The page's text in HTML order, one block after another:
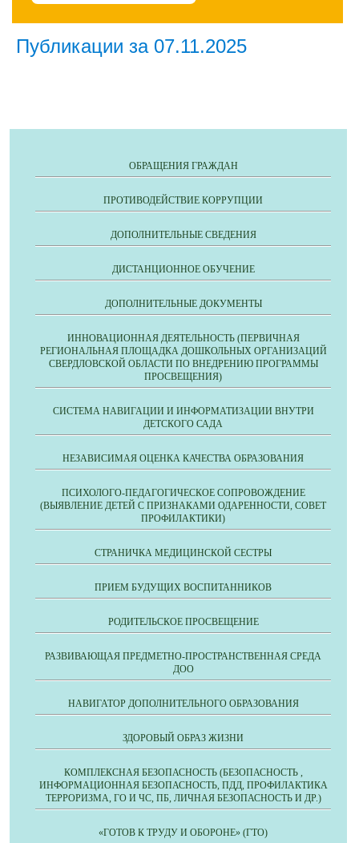
Публикации за 07.11.2025
ОБРАЩЕНИЯ ГРАЖДАН
ПРОТИВОДЕЙСТВИЕ КОРРУПЦИИ
ДОПОЛНИТЕЛЬНЫЕ СВЕДЕНИЯ
ДИСТАНЦИОННОЕ ОБУЧЕНИЕ
ДОПОЛНИТЕЛЬНЫЕ ДОКУМЕНТЫ
ИННОВАЦИОННАЯ ДЕЯТЕЛЬНОСТЬ (ПЕРВИЧНАЯ
РЕГИОНАЛЬНАЯ ПЛОЩАДКА ДОШКОЛЬНЫХ ОРГАНИЗАЦИЙ
СВЕРДЛОВСКОЙ ОБЛАСТИ ПО ВНЕДРЕНИЮ ПРОГРАММЫ
ПРОСВЕЩЕНИЯ)
СИСТЕМА НАВИГАЦИИ И ИНФОРМАТИЗАЦИИ ВНУТРИ
ДЕТСКОГО САДА
НЕЗАВИСИМАЯ ОЦЕНКА КАЧЕСТВА ОБРАЗОВАНИЯ
ПСИХОЛОГО-ПЕДАГОГИЧЕСКОЕ СОПРОВОЖДЕНИЕ
(ВЫЯВЛЕНИЕ ДЕТЕЙ С ПРИЗНАКАМИ ОДАРЕННОСТИ, СОВЕТ
ПРОФИЛАКТИКИ)
СТРАНИЧКА МЕДИЦИНСКОЙ СЕСТРЫ
ПРИЕМ БУДУЩИХ ВОСПИТАННИКОВ
РОДИТЕЛЬСКОЕ ПРОСВЕЩЕНИЕ
РАЗВИВАЮЩАЯ ПРЕДМЕТНО-ПРОСТРАНСТВЕННАЯ СРЕДА
ДОО
НАВИГАТОР ДОПОЛНИТЕЛЬНОГО ОБРАЗОВАНИЯ
ЗДОРОВЫЙ ОБРАЗ ЖИЗНИ
КОМПЛЕКСНАЯ БЕЗОПАСНОСТЬ (БЕЗОПАСНОСТЬ ,
ИНФОРМАЦИОННАЯ БЕЗОПАСНОСТЬ, ПДД, ПРОФИЛАКТИКА
ТЕРРОРИЗМА, ГО И ЧС, ПБ, ЛИЧНАЯ БЕЗОПАСНОСТЬ И ДР.)
«ГОТОВ К ТРУДУ И ОБОРОНЕ» (ГТО)